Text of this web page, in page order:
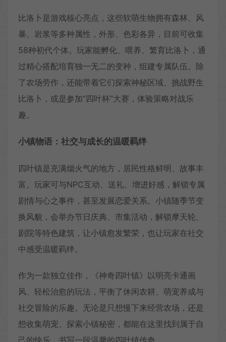
比洛卜是游戏核心亮点，这些软萌生物拥有森林、风
暴、岩浆等多种属性，外形、色彩各异，目前可收集
58种初代个体。玩家能孵化、喂养、繁育比洛卜，通
过精心搭配培育独一无二的变种，组建专属队伍。除
了农场劳作，还能带着它们探索神秘区域、挑战野生
比洛卜，或是参加“四叶杯”大赛，体验策略对战乐
趣。
小镇物语：社交与成长的温暖羁绊
四叶镇是充满烟火气的地方，居民性格鲜明、故事丰
富。玩家可与NPC互动、送礼、增进好感，解锁专属
剧情与心之事件，甚至发展恋爱关系。小镇随季节变
换风貌，会举办节日庆典、市集活动，解锁摩天轮、
剧院等特色建筑，让小镇愈发繁荣，也让玩家在社交
中感受温暖羁绊。
作为一款独立佳作，《神奇四叶镇》以明亮卡通画
风、轻松治愈的玩法，平衡了休闲农耕、萌宠养成与
社交冒险的乐趣。无论是只想慢下来经营农场，还是
想收集萌宠、探索小镇秘密，都能在这里找到属于自
己的快乐，书写一段温馨的四叶镇传奇。